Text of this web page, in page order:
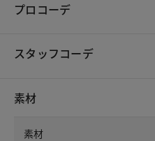
プロコーデ
スタッフコーデ
素材
素材